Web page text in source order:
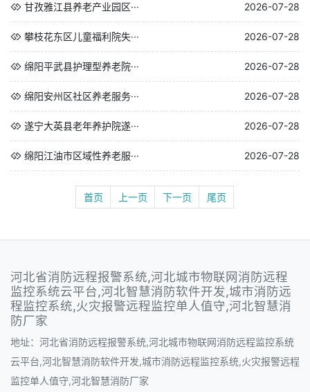
甘孜雅江县养老产业园区··· 2026-07-28
攀枝花东区儿童福利院失··· 2026-07-28
绵阳平武县护理型养老院··· 2026-07-28
绵阳安州区社区养老服务··· 2026-07-28
遂宁大英县老年养护院遂··· 2026-07-28
绵阳江油市区域性养老服··· 2026-07-28
首页 上一页 下一页 尾页
河北省消防远程报警系统,河北城市物联网消防远程
监控系统云平台,河北智慧消防软件开发,城市消防远
程监控系统,火灾报警远程监控单人值守,河北智慧消
防厂家
地址：河北省消防远程报警系统,河北城市物联网消防远程监控系统
云平台,河北智慧消防软件开发,城市消防远程监控系统,火灾报警远程
监控单人值守,河北智慧消防厂家